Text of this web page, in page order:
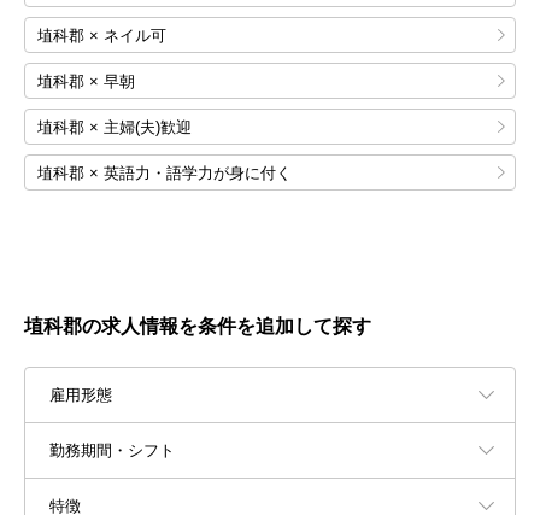
埴科郡 × ネイル可
埴科郡 × 早朝
埴科郡 × 主婦(夫)歓迎
埴科郡 × 英語力・語学力が身に付く
埴科郡の求人情報を条件を追加して探す
雇用形態
勤務期間・シフト
特徴